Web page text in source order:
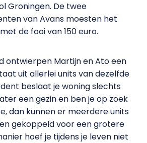
Groningen. De twee
van Avans moesten het
de fooi van 150 euro.
ontwierpen Martijn en Ato een
uit allerlei units van dezelfde
beslaat je woning slechts
een gezin en ben je op zoek
dan kunnen er meerdere units
gekoppeld voor een grotere
hoef je tijdens je leven niet